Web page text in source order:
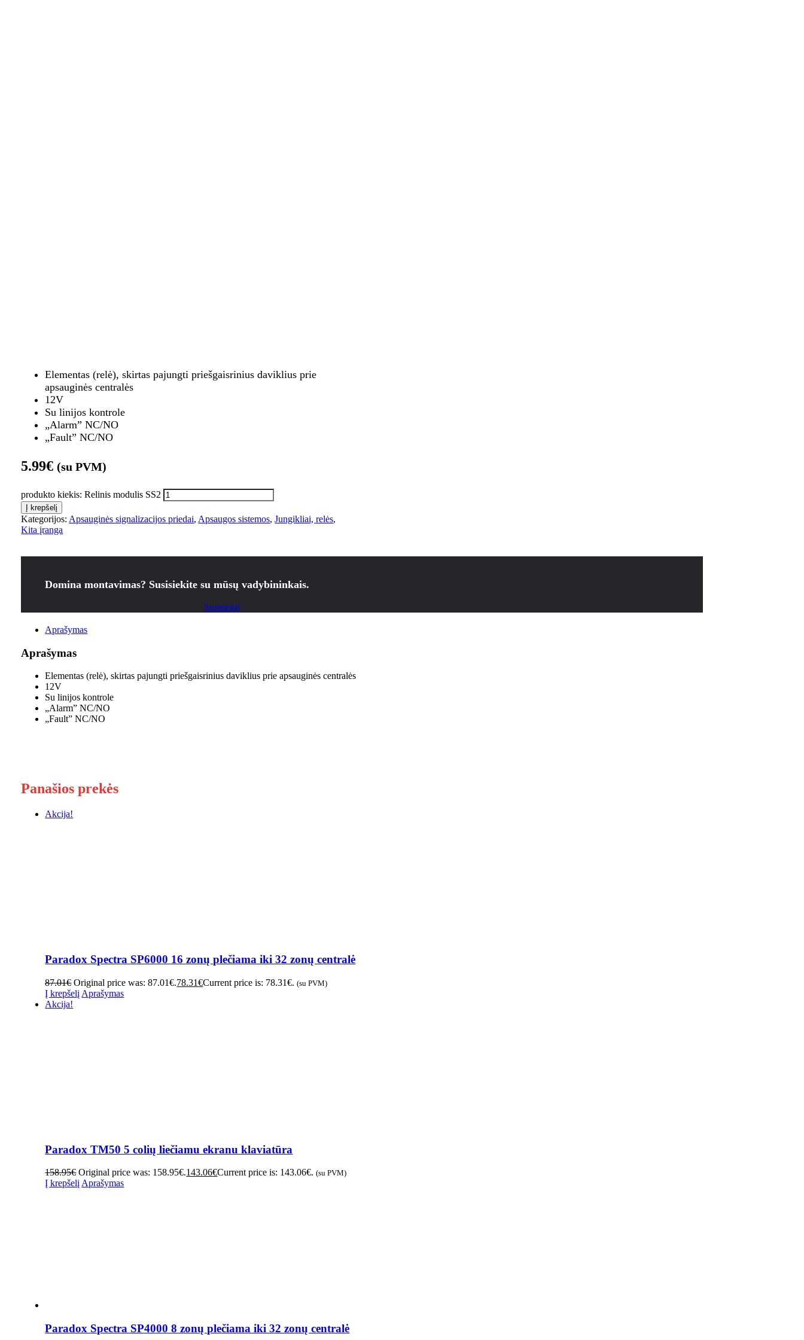
Elementas (relė), skirtas pajungti priešgaisrinius daviklius prie
apsauginės centralės
12V
Su linijos kontrole
„Alarm” NC/NO
„Fault” NC/NO
5.99€ (su PVM)
produkto kiekis: Relinis modulis SS2
Į krepšelį
Kategorijos: Apsauginės signalizacijos priedai, Apsaugos sistemos,Jungikliai, relės,
Kita įranga
Domina montavimas? Susisiekite su mūsų vadybininkais.
Susisiekti
Aprašymas
Aprašymas
Elementas (relė), skirtas pajungti priešgaisrinius daviklius prie apsauginės centralės
12V
Su linijos kontrole
„Alarm” NC/NO
„Fault” NC/NO
Panašios prekės
Akcija!
Paradox Spectra SP6000 16 zonų plečiama iki 32 zonų centralė
87.01€ Original price was: 87.01€.78.31€Current price is: 78.31€. (su PVM)
Į krepšelį Aprašymas
Akcija!
Paradox TM50 5 colių liečiamu ekranu klaviatūra
158.95€ Original price was: 158.95€.143.06€Current price is: 143.06€. (su PVM)
Į krepšelį Aprašymas
Paradox Spectra SP4000 8 zonų plečiama iki 32 zonų centralė